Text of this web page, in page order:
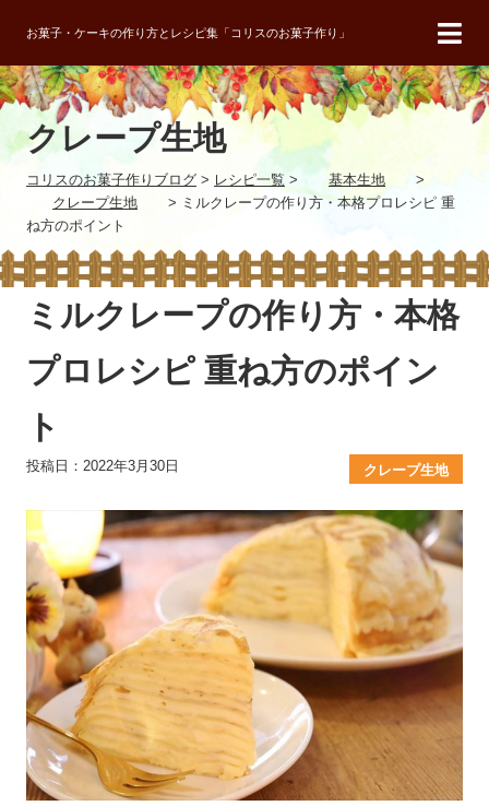
お菓子・ケーキの作り方とレシピ集「コリスのお菓子作り」
クレープ生地
コリスのお菓子作りブログ > レシピ一覧 > 基本生地
>
クレープ生地
> ミルクレープの作り方・本格プロレシピ 重
ね方のポイント
ミルクレープの作り方・本格
プロレシピ 重ね方のポイン
ト
投稿日：2022年3月30日 クレープ生地